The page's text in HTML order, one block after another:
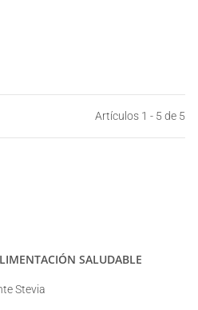
Artículos 1 - 5 de 5
SALUDABLE
Stevia